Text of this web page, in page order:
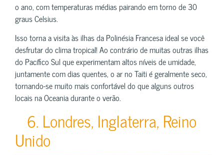
o ano, com temperaturas médias pairando em torno de 30
graus Celsius.
Isso torna a visita às ilhas da Polinésia Francesa ideal se você
desfrutar do clima tropical! Ao contrário de muitas outras ilhas
do Pacífico Sul que experimentam altos níveis de umidade,
juntamente com dias quentes, o ar no Taiti é geralmente seco,
tornando-se muito mais confortável do que alguns outros
locais na Oceania durante o verão.
6. Londres, Inglaterra, Reino
Unido